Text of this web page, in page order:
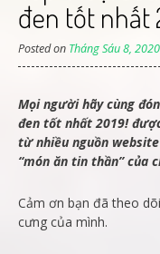
đen tốt nhất
Posted on Tháng Sáu 8, 2020
Mọi người hãy cùng
đen tốt nhất 2019!
từ nhiều nguồn
“món ăn tin thần” của
Cảm ơn bạn đã theo
cưng của mình.